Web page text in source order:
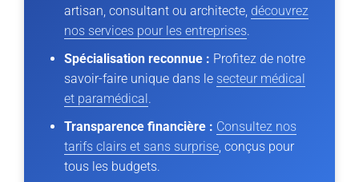
artisan, consultant ou architecte, découvrez
nos services pour les entreprises.
Spécialisation reconnue : Profitez de notre
savoir-faire unique dans le secteur médical
et paramédical.
Transparence financière : Consultez nos
tarifs clairs et sans surprise, conçus pour
tous les budgets.